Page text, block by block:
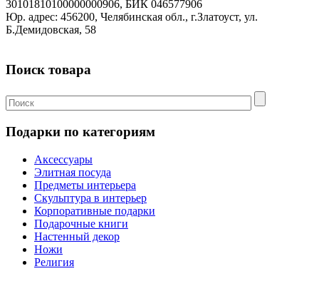
30101810100000000906, БИК 046577906
Юр. адрес: 456200, Челябинская обл., г.Златоуст, ул.
Б.Демидовская, 58
Поиск товара
Подарки по категориям
Аксессуары
Элитная посуда
Предметы интерьера
Скульптура в интерьер
Корпоративные подарки
Подарочные книги
Настенный декор
Ножи
Религия